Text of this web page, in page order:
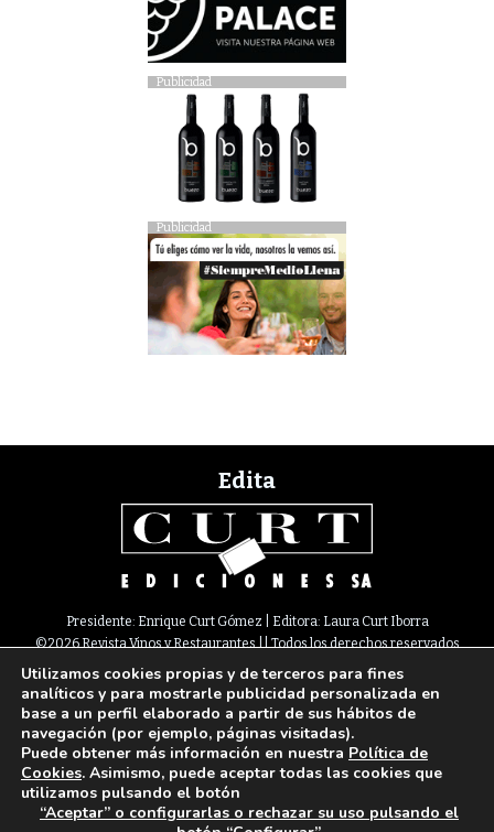
Publicidad
Publicidad
Edita
Presidente: Enrique Curt Gómez | Editora: Laura Curt Iborra
©2026 Revista Vinos y Restaurantes || Todos los derechos reservados
Newsletter Nota legal Política de Cookies Suscripción
Contacto
Paseo de Gracia, 63. 1º 2ª. 08008 Barcelona |933 180 101¦ Fax 933 183 505
Select Language ▼
Utilizamos cookies propias y de terceros para fines
analíticos y para mostrarle publicidad personalizada en
base a un perfil elaborado a partir de sus hábitos de
navegación (por ejemplo, páginas visitadas).
Puede obtener más información en nuestra Política de
Cookies. Asimismo, puede aceptar todas las cookies que
utilizamos pulsando el botón
“Aceptar” o configurarlas o rechazar su uso pulsando el